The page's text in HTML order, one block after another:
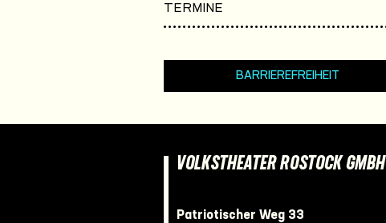
TERMINE
BARRIEREFREIHEIT
VOLKSTHEATER ROSTOCK GMBH
Patriotischer Weg 33